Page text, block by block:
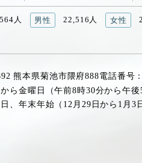
人 男性 22,516人 女性
熊本県菊池市隈府888電話番号
ら金曜日（午前8時30分から午後
、年末年始（12月29日から1月3